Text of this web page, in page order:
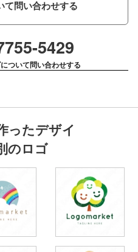
て問い合わせする
5429
ついて問い合わせする
ったデザイ
のロゴ